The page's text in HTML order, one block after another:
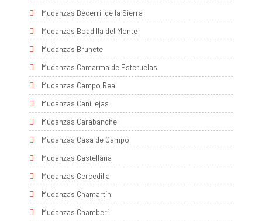
Mudanzas Becerril de la Sierra
Mudanzas Boadilla del Monte
Mudanzas Brunete
Mudanzas Camarma de Esteruelas
Mudanzas Campo Real
Mudanzas Canillejas
Mudanzas Carabanchel
Mudanzas Casa de Campo
Mudanzas Castellana
Mudanzas Cercedilla
Mudanzas Chamartín
Mudanzas Chamberí